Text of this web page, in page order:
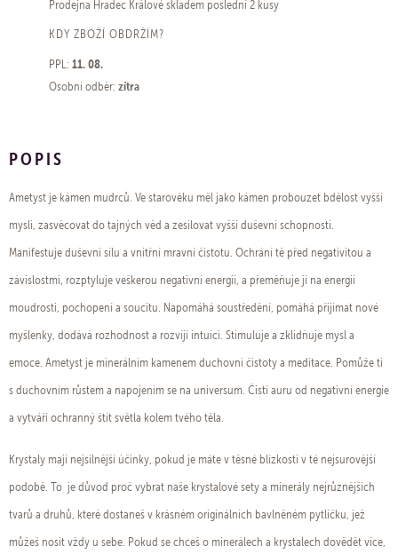
Prodejna Hradec Královéskladem poslední 2 kusy
KDY ZBOŽÍ OBDRŽÍM?
PPL: 11. 08.
Osobní odběr: zítra
POPIS
Ametyst je kámen mudrců. Ve starověku měl jako kámen probouzet bdělost vyšší
mysli, zasvěcovat do tajných věd a zesilovat vyšší duševní schopnosti.
Manifestuje duševní sílu a vnitřní mravní čistotu. Ochrání tě před negativitou a
závislostmi, rozptyluje veškerou negativní energii, a přeměňuje ji na energii
moudrosti, pochopení a soucitu. Napomáhá soustředění, pomáhá přijímat nové
myšlenky, dodává rozhodnost a rozvíjí intuici. Stimuluje a zklidňuje mysl a
emoce. Ametyst je minerálním kamenem duchovní čistoty a meditace. Pomůže ti
s duchovním růstem a napojením se na universum. Čistí auru od negativní energie
a vytváří ochranný štít světla kolem tvého těla.
Krystaly mají nejsilnější účinky, pokud je máte v těsné blízkosti v té nejsurovější
podobě. To je důvod proč vybrat naše krystalové sety a minerály nejrůznějších
tvarů a druhů, které dostaneš v krásném originálních bavlněném pytlíčku, jež
můžeš nosit vždy u sebe. Pokud se chceš o minerálech a krystalech dovědět více,